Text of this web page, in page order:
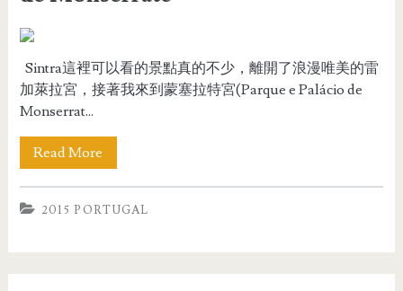
Sintra這裡可以看的景點真的不少，離開了浪漫唯美的雷
加萊拉宮，接著我來到蒙塞拉特宮(Parque e Palácio de
Monserrat...
Read More
2015 PORTUGAL